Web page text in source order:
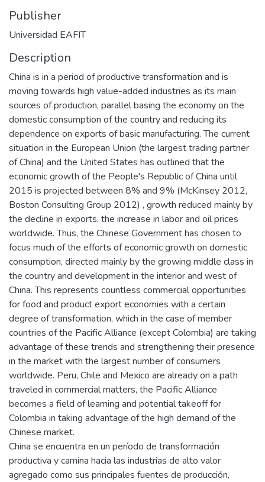
Publisher
Universidad EAFIT
Description
China is in a period of productive transformation and is
moving towards high value-added industries as its main
sources of production, parallel basing the economy on the
domestic consumption of the country and reducing its
dependence on exports of basic manufacturing. The current
situation in the European Union (the largest trading partner
of China) and the United States has outlined that the
economic growth of the People's Republic of China until
2015 is projected between 8% and 9% (McKinsey 2012,
Boston Consulting Group 2012) , growth reduced mainly by
the decline in exports, the increase in labor and oil prices
worldwide. Thus, the Chinese Government has chosen to
focus much of the efforts of economic growth on domestic
consumption, directed mainly by the growing middle class in
the country and development in the interior and west of
China. This represents countless commercial opportunities
for food and product export economies with a certain
degree of transformation, which in the case of member
countries of the Pacific Alliance (except Colombia) are taking
advantage of these trends and strengthening their presence
in the market with the largest number of consumers
worldwide. Peru, Chile and Mexico are already on a path
traveled in commercial matters, the Pacific Alliance
becomes a field of learning and potential takeoff for
Colombia in taking advantage of the high demand of the
Chinese market.
China se encuentra en un período de transformación
productiva y camina hacia las industrias de alto valor
agregado como sus principales fuentes de producción,